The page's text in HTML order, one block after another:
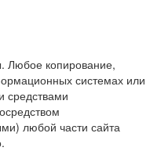
Любое копирование,
системах или
любой части сайта